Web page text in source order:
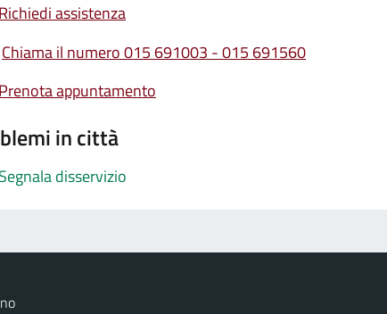
Richiedi assistenza
Chiama il numero 015 691003 - 015 691560
Prenota appuntamento
in città
Segnala disservizio